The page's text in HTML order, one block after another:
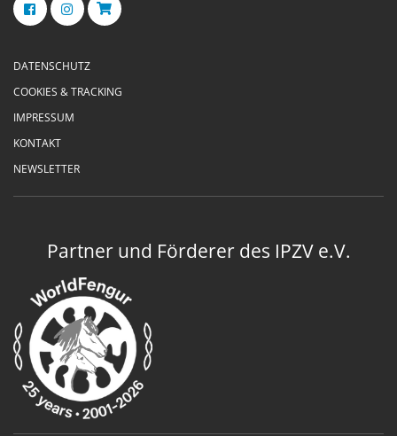
DATENSCHUTZ
COOKIES & TRACKING
IMPRESSUM
KONTAKT
NEWSLETTER
Partner und Förderer des IPZV e.V.